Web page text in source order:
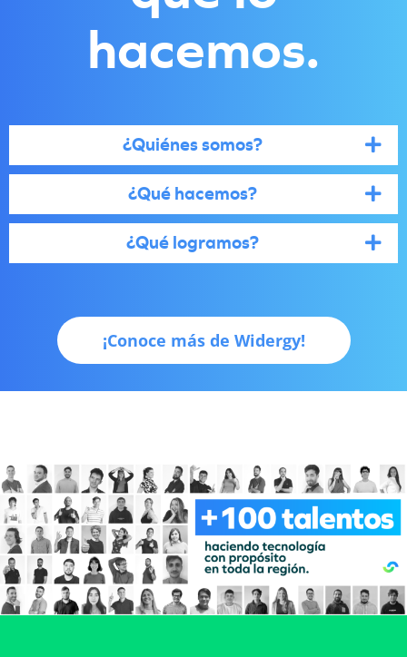
hacemos.
¿Quiénes somos?
¿Qué hacemos?
¿Qué logramos?
¡Conoce más de Widergy!